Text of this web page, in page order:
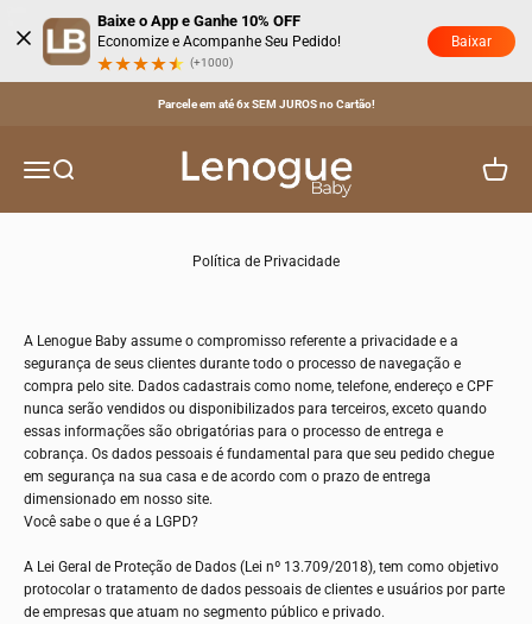
Baixe o App e Ganhe 10% OFF
Economize e Acompanhe Seu Pedido!
(+1000)
Baixar
Parcele em até 6x SEM JUROS no Cartão!
MenuBuscar
Lenogue Baby
Política de Privacidade
A Lenogue Baby assume o compromisso referente a privacidade e a
segurança de seus clientes durante todo o processo de navegação e
compra pelo site. Dados cadastrais como nome, telefone, endereço e CPF
nunca serão vendidos ou disponibilizados para terceiros, exceto quando
essas informações são obrigatórias para o processo de entrega e
cobrança. Os dados pessoais é fundamental para que seu pedido chegue
em segurança na sua casa e de acordo com o prazo de entrega
dimensionado em nosso site.
Você sabe o que é a LGPD?
A Lei Geral de Proteção de Dados (Lei nº 13.709/2018), tem como objetivo
protocolar o tratamento de dados pessoais de clientes e usuários por parte
de empresas que atuam no segmento público e privado.